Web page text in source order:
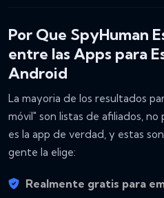
Por Que SpyHuman
entre las Apps para
Android
La mayoria de los resultados
móvil" son listas de afiliados,
es la app de verdad, y estas
gente la elige:
Realmente gratis para